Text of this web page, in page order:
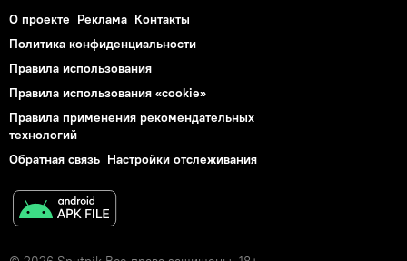
О проекте Реклама Контакты
Политика конфиденциальности
Правила использования
Правила использования «cookie»
Правила применения рекомендательных
технологий
Обратная связь Настройки отслеживания